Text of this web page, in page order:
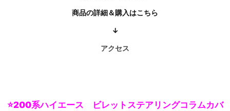
商品の詳細＆購入はこちら
↓
アクセス
⭐200系ハイエース ビレットステアリングコラムカバ